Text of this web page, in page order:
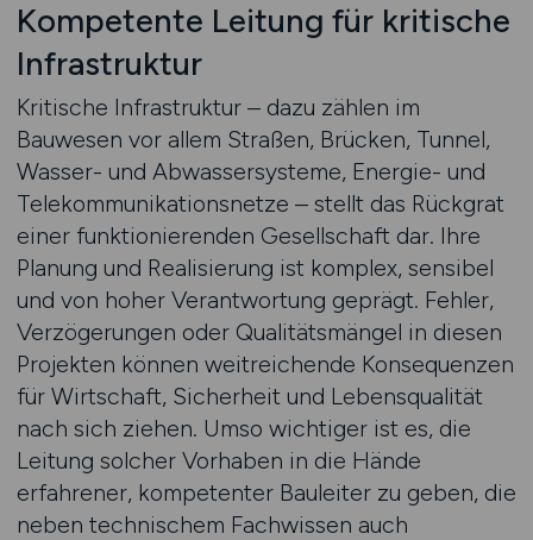
Kompetente Leitung für kritische
Infrastruktur
Kritische Infrastruktur – dazu zählen im
Bauwesen vor allem Straßen, Brücken, Tunnel,
Wasser- und Abwassersysteme, Energie- und
Telekommunikationsnetze – stellt das Rückgrat
einer funktionierenden Gesellschaft dar. Ihre
Planung und Realisierung ist komplex, sensibel
und von hoher Verantwortung geprägt. Fehler,
Verzögerungen oder Qualitätsmängel in diesen
Projekten können weitreichende Konsequenzen
für Wirtschaft, Sicherheit und Lebensqualität
nach sich ziehen. Umso wichtiger ist es, die
Leitung solcher Vorhaben in die Hände
erfahrener, kompetenter Bauleiter zu geben, die
neben technischem Fachwissen auch